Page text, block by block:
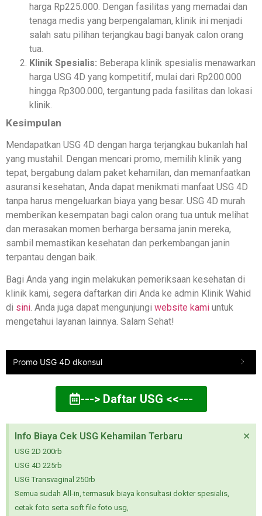
harga Rp225.000. Dengan fasilitas yang memadai dan
tenaga medis yang berpengalaman, klinik ini menjadi
salah satu pilihan terjangkau bagi banyak calon orang
tua.
Klinik Spesialis: Beberapa klinik spesialis menawarkan
harga USG 4D yang kompetitif, mulai dari Rp200.000
hingga Rp300.000, tergantung pada fasilitas dan lokasi
klinik.
Kesimpulan
Mendapatkan USG 4D dengan harga terjangkau bukanlah hal
yang mustahil. Dengan mencari promo, memilih klinik yang
tepat, bergabung dalam paket kehamilan, dan memanfaatkan
asuransi kesehatan, Anda dapat menikmati manfaat USG 4D
tanpa harus mengeluarkan biaya yang besar. USG 4D murah
memberikan kesempatan bagi calon orang tua untuk melihat
dan merasakan momen berharga bersama janin mereka,
sambil memastikan kesehatan dan perkembangan janin
terpantau dengan baik.
Bagi Anda yang ingin melakukan pemeriksaan kesehatan di
klinik kami, segera daftarkan diri Anda ke admin Klinik Wahid
di sini. Anda juga dapat mengunjungi website kami untuk
mengetahui layanan lainnya. Salam Sehat!
Promo USG 4D dkonsul
---> Daftar USG <<---
Info Biaya Cek USG Kehamilan Terbaru
USG 2D 200rb
USG 4D 225rb
USG Transvaginal 250rb
Semua sudah All-in, termasuk biaya konsultasi dokter spesialis,
cetak foto serta soft file foto usg,
×